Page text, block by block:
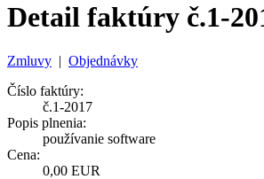
Detail faktúry č.1-
Zmluvy | Objednávky
Číslo faktúry:
č.1-2017
Popis plnenia:
používanie software
Cena:
0,00 EUR